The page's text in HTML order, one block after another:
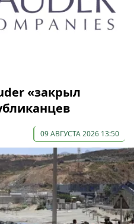
«закрыл
09 АВГУСТА 2026 13:50